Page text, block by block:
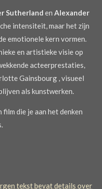
Sutherland en Alexander
intensiteit, maar het zijn
emotionele kern vormen.
en artistieke visie op
acteerprestaties,
Gainsbourg , visueel
als kunstwerken.
die je aan het denken
tekst bevat details over